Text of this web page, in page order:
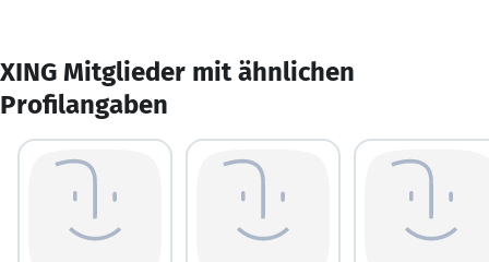
XING Mitglieder mit ähnlichen
Profilangaben